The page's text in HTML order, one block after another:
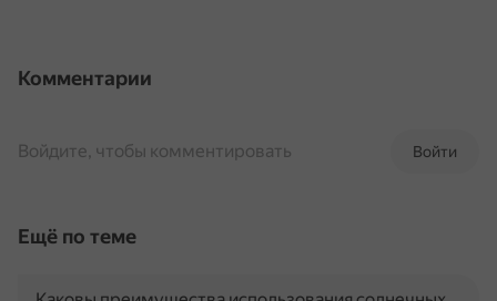
Комментарии
Войти
Войдите, чтобы комментировать
Ещё по теме